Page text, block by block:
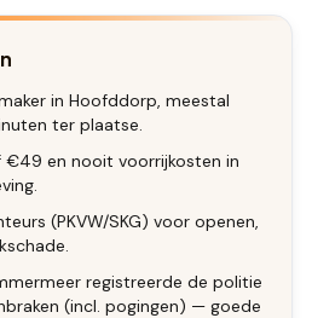
in Hoofddorp, meestal
ter plaatse.
€49 en nooit voorrijkosten in
(PKVW/SKG) voor openen,
registreerde de politie
(incl. pogingen) — goede